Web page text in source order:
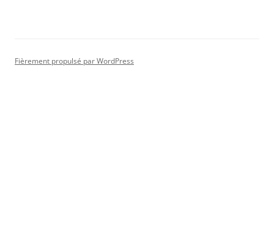
Fièrement propulsé par WordPress